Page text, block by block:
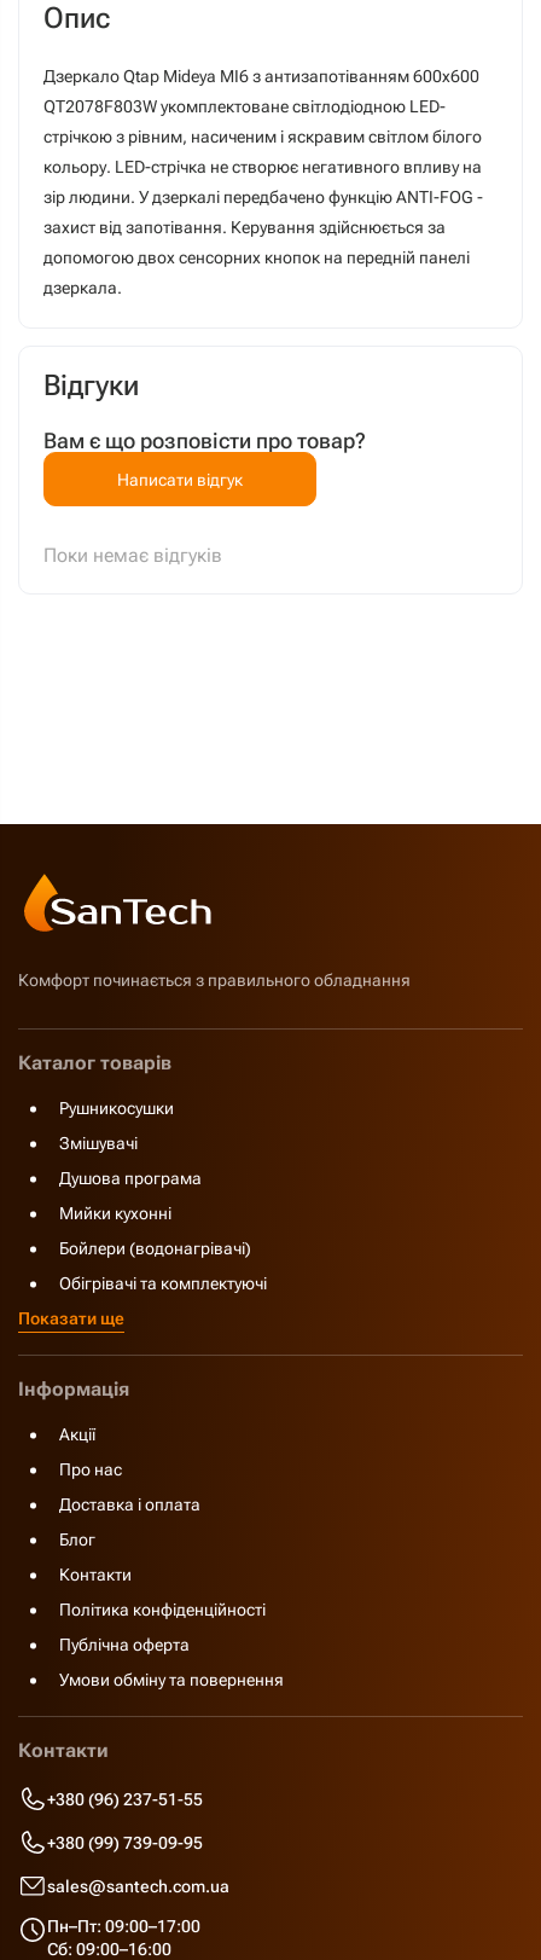
Опис
Дзеркало Qtap Mideya MI6 з антизапотіванням 600х600
QT2078F803W укомплектоване світлодіодною LED-
стрічкою з рівним, насиченим і яскравим світлом білого
кольору. LED-стрічка не створює негативного впливу на
зір людини. У дзеркалі передбачено функцію ANTI-FOG -
захист від запотівання. Керування здійснюється за
допомогою двох сенсорних кнопок на передній панелі
дзеркала.
Відгуки
Вам є що розповісти про товар?
Написати відгук
Поки немає відгуків
Комфорт починається з правильного обладнання
Каталог товарів
Рушникосушки
Змішувачі
Душова програма
Мийки кухонні
Бойлери (водонагрівачі)
Обігрівачі та комплектуючі
Показати ще
Інформація
Акції
Про нас
Доставка і оплата
Блог
Контакти
Політика конфіденційності
Публічна оферта
Умови обміну та повернення
Контакти
+380 (96) 237-51-55
+380 (99) 739-09-95
sales@santech.com.ua
Пн–Пт: 09:00–17:00
Сб: 09:00–16:00